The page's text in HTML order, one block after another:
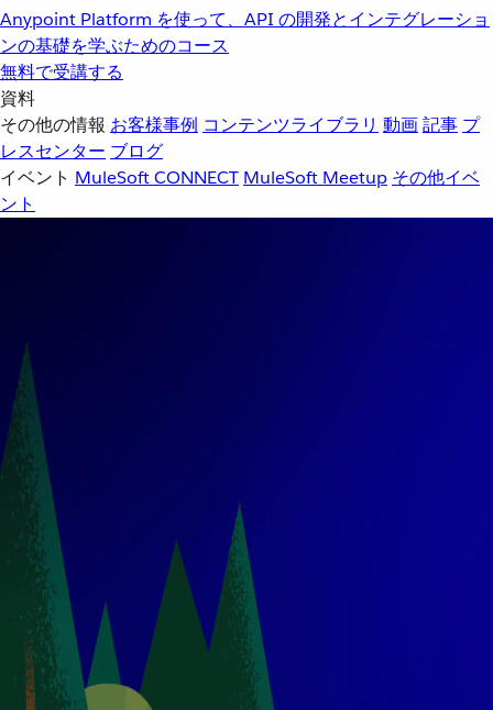
Anypoint Platform を使って、API の開発とインテグレーショ
ンの基礎を学ぶためのコース
無料で受講する
資料
その他の情報 お客様事例 コンテンツライブラリ 動画記事 プ
レスセンター ブログ
イベント MuleSoft CONNECT MuleSoft Meetup その他イベ
ント